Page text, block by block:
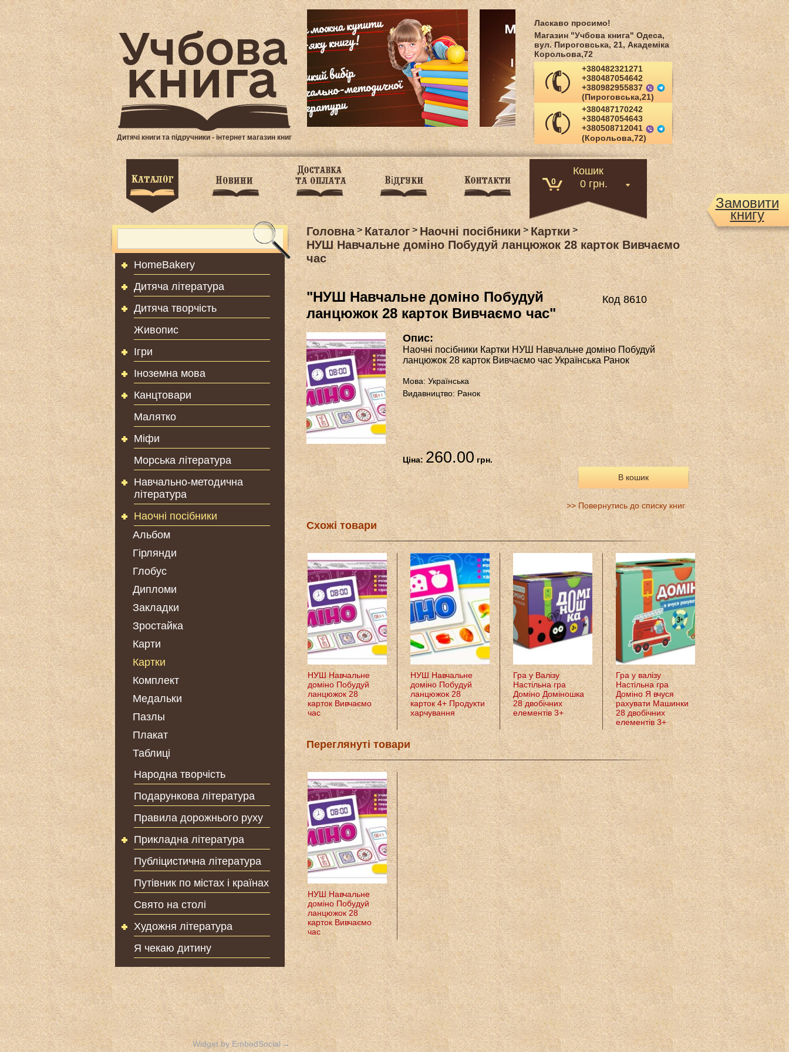
Дитячі книги та підручники - інтернет магазин книг
Ласкаво просимо!
Магазин "Учбова книга" Одеса,
вул. Пироговська, 21, Академіка
Корольова,72
+380482321271
+380487054642
+380982955837
(Пироговська,21)
+380487170242
+380487054643
+380508712041
(Корольова,72)
Кошик
0 0 грн.
HomeBakery
Дитяча література
Дитяча творчість
Живопис
Ігри
Іноземна мова
Канцтовари
Малятко
Міфи
Морська література
Навчально-методична
література
Наочні посібники
Альбом
Гірлянди
Глобус
Дипломи
Закладки
Зростайка
Карти
Картки
Комплект
Медальки
Пазлы
Плакат
Таблиці
Народна творчість
Подарункова література
Правила дорожнього руху
Прикладна література
Публіцистична література
Путівник по містах і країнах
Свято на столі
Художня література
Я чекаю дитину
Widget by EmbedSocial→
Головна > Каталог > Наочні посібники > Картки >
НУШ Навчальне доміно Побудуй ланцюжок 28 карток Вивчаємо
час
"НУШ Навчальне доміно Побудуй
ланцюжок 28 карток Вивчаємо час"
Код 8610
Опис:
Наочні посібники Картки НУШ Навчальне доміно Побудуй
ланцюжок 28 карток Вивчаємо час Українська Ранок
Мова: Українська
Видавництво: Ранок
Ціна: 260.00грн.
В кошик
>> Повернутись до списку книг
Схожі товари
НУШ Навчальне
доміно Побудуй
ланцюжок 28
карток Вивчаємо
час
НУШ Навчальне
доміно Побудуй
ланцюжок 28
карток 4+ Продукти
харчування
Гра у Валізу
Настільна гра
Доміно Доміношка
28 двобічних
елементів 3+
Гра у валізу
Настільна гра
Доміно Я вчуся
рахувати Машинки
28 двобічних
елементів 3+
Доміно.
Страшилки.
і зовсім не
доміно. 28 фішки,
2+
Переглянуті товари
НУШ Навчальне
доміно Побудуй
ланцюжок 28
карток Вивчаємо
час
Замовити
книгу